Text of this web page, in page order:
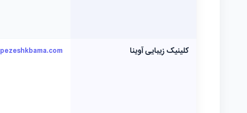
کلینیک زیبایی آوینا pezeshkbama.com